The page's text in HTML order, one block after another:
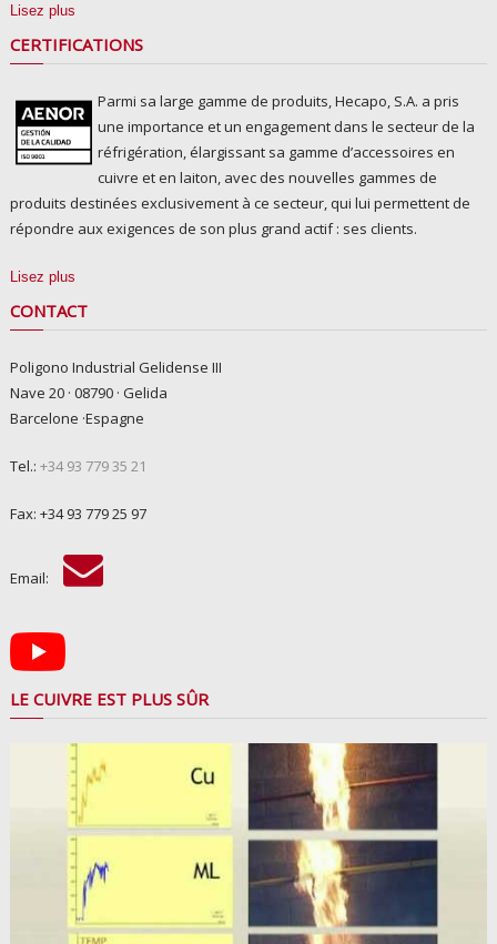
Lisez plus
CERTIFICATIONS
Parmi sa large gamme de produits, Hecapo, S.A. a pris
une importance et un engagement dans le secteur de la
réfrigération, élargissant sa gamme d’accessoires en
cuivre et en laiton, avec des nouvelles gammes de
produits destinées exclusivement à ce secteur, qui lui permettent de
répondre aux exigences de son plus grand actif : ses clients.
Lisez plus
CONTACT
Poligono Industrial Gelidense III
Nave 20 · 08790 · Gelida
Barcelone ·Espagne
Tel.: +34 93 779 35 21
Fax: +34 93 779 25 97
Email:
LE CUIVRE EST PLUS SÛR